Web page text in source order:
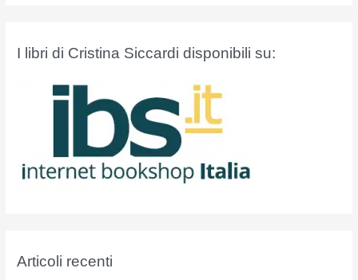
I libri di Cristina Siccardi disponibili su:
Articoli recenti